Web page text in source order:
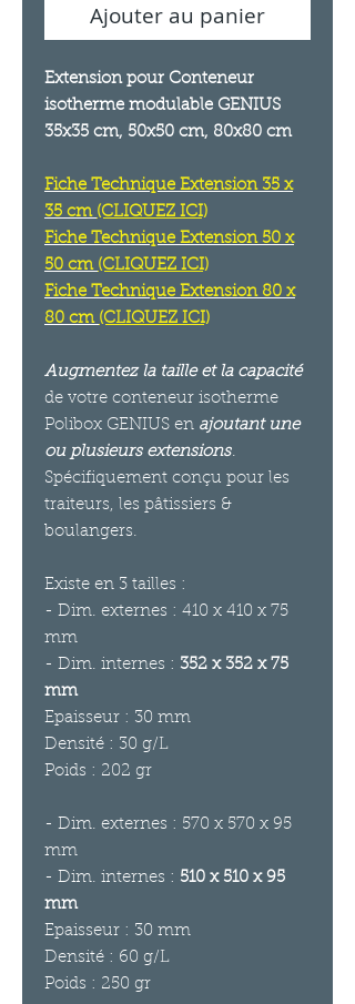
Ajouter au panier
Extension pour Conteneur
isotherme modulable GENIUS
35x35 cm, 50x50 cm, 80x80 cm
Fiche Technique Extension 35 x
35 cm (CLIQUEZ ICI)
Fiche Technique Extension 50 x
50 cm (CLIQUEZ ICI)
Fiche Technique Extension 80 x
80 cm (CLIQUEZ ICI)
Augmentez la taille et la capacité
de votre conteneur isotherme
Polibox GENIUS en ajoutant une
ou plusieurs extensions.
Spécifiquement conçu pour les
traiteurs, les pâtissiers &
boulangers.
Existe en 3 tailles :
- Dim. externes : 410 x 410 x 75
mm
- Dim. internes : 352 x 352 x 75
mm
Epaisseur : 30 mm
Densité : 30 g/L
Poids : 202 gr
- Dim. externes : 570 x 570 x 95
mm
- Dim. internes : 510 x 510 x 95
mm
Epaisseur : 30 mm
Densité : 60 g/L
Poids : 250 gr